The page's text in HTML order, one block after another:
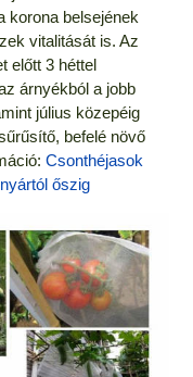
korona belsejének
vitalitását is. Az
előtt 3 héttel
árnyékból a jobb
július közepéig
befelé növő
Csonthéjasok
őszig